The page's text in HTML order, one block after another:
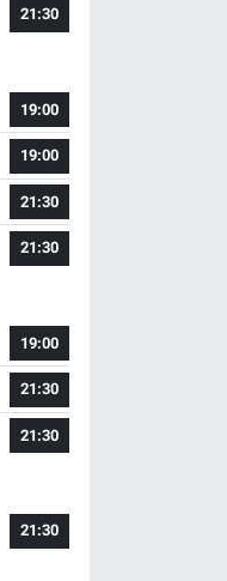
21:30
19:00
19:00
21:30
21:30
19:00
21:30
21:30
21:30